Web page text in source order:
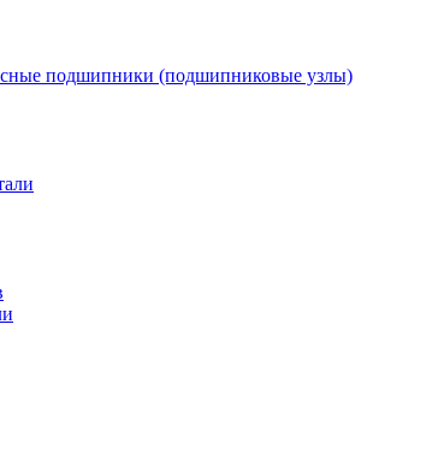
подшипники (подшипниковые узлы)